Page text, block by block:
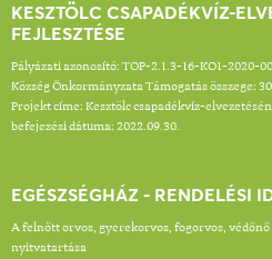
KESZTÖLC CSAPADÉKVÍZ-
FEJLESZTÉSE
Pályázati azonosító: TOP-2.1.3-16-KO1-2020-
Község Önkormányzata Támogatás összege:
Projekt címe: Kesztölc csapadékvíz-
befejezési dátuma: 2022.09.30.
EGÉSZSÉGHÁZ - RENDELÉSI
A felnőtt orvos, gyerekorvos, fogorvos,
nyitvatartása